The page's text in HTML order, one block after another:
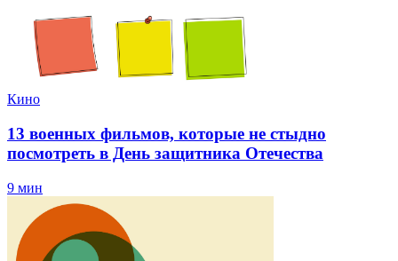
Кино
13 военных фильмов, которые не стыдно
посмотреть в День защитника Отечества
9 мин